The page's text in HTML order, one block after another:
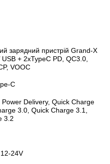
зарядний пристрій Grand-X
+ 2xTypeC PD, QС3.0,
VOOC
C
Delivery, Quick Charge
3.0, Quick Charge 3.1,
3.2
24V